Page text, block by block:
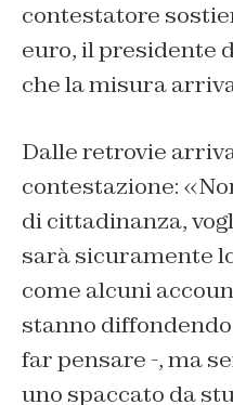
contestatore
euro, il presidente
che la misura
Dalle retrovie
contestazione:
di cittadinanza,
sarà sicuramente
come alcuni
stanno
far pensare -, ma
uno spaccato da